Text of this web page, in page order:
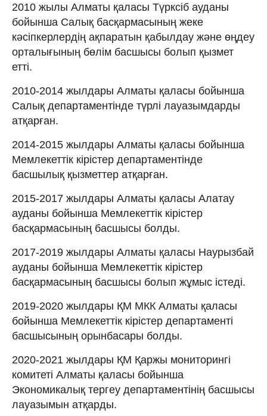
2010 жылы Алматы қаласы Түрксіб ауданы
бойынша Салық басқармасының жеке
кәсіпкерлердің ақпаратын қабылдау және өңдеу
орталығының бөлім басшысы болып қызмет
етті.
2010-2014 жылдары Алматы қаласы бойынша
Салық департаментінде түрлі лауазымдарды
атқарған.
2014-2015 жылдары Алматы қаласы бойынша
Мемлекеттік кірістер департаментінде
басшылық қызметтер атқарған.
2015-2017 жылдары Алматы қаласы Алатау
ауданы бойынша Мемлекеттік кірістер
басқармасының басшысы болды.
2017-2019 жылдары Алматы қаласы Наурызбай
ауданы бойынша Мемлекеттік кірістер
басқармасының басшысы болып жұмыс істеді.
2019-2020 жылдары ҚМ МКК Алматы қаласы
бойынша Мемлекеттік кірістер департаменті
басшысының орынбасары болды.
2020-2021 жылдары ҚМ Қаржы мониторингі
комитеті Алматы қаласы бойынша
Экономикалық тергеу департаментінің басшысы
лауазымын атқарды.